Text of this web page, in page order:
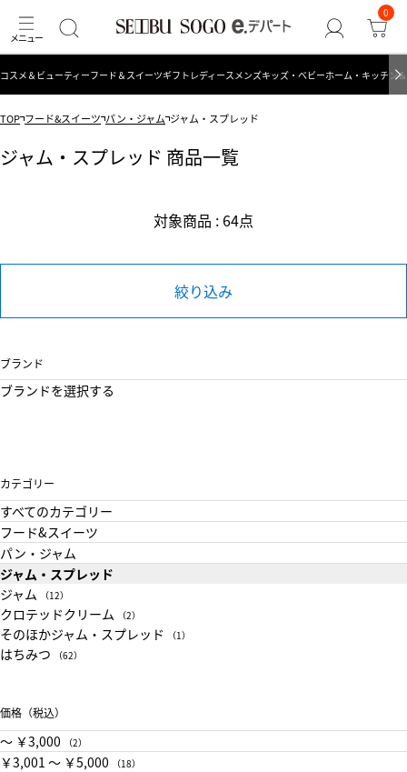
0
コスメ＆ビューティーフード＆スイーツギフト レディース メンズキッズ・ベビーホーム・キッチン
TOP フード&スイーツ パン・ジャム ジャム・スプレッド
ジャム・スプレッド 商品一覧
対象商品 : 64点
絞り込み
ブランド
ブランドを選択する
カテゴリー
すべてのカテゴリー
フード&スイーツ
パン・ジャム
ジャム・スプレッド
ジャム
（12）
クロテッドクリーム （2）
そのほかジャム・スプレッド （1）
はちみつ （62）
価格（税込）
〜 ￥3,000 （2）
￥3,001 〜 ￥5,000 （18）